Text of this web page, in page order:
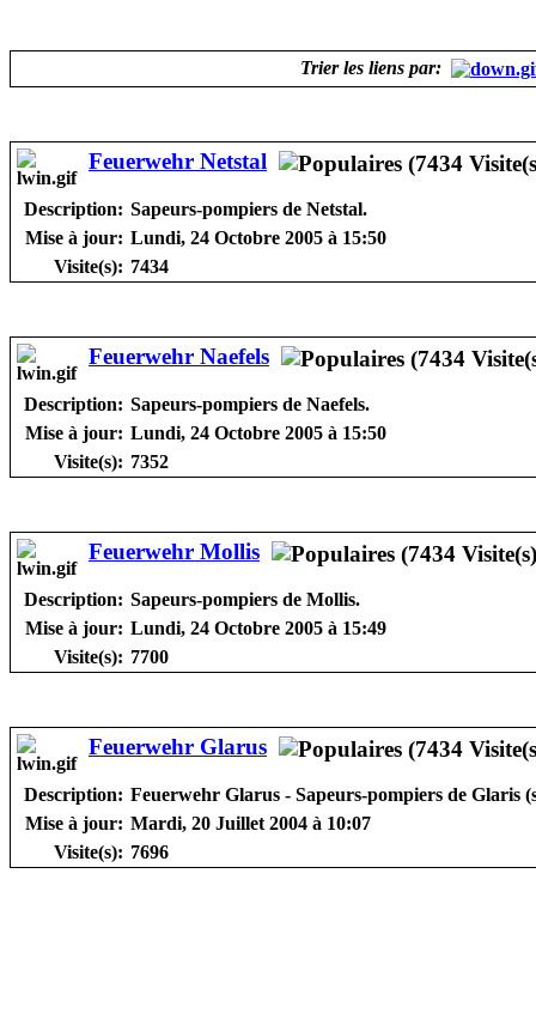
Trier les liens par:
Feuerwehr Netstal
Description: Sapeurs-pompiers de Netstal.
Mise à jour: Lundi, 24 Octobre 2005 à 15:50
Visite(s): 7434
Feuerwehr Naefels
Description: Sapeurs-pompiers de Naefels.
Mise à jour: Lundi, 24 Octobre 2005 à 15:50
Visite(s): 7352
Feuerwehr Mollis
Description: Sapeurs-pompiers de Mollis.
Mise à jour: Lundi, 24 Octobre 2005 à 15:49
Visite(s): 7700
Feuerwehr Glarus
Description: Feuerwehr Glarus - Sapeurs-pompiers de Glaris
Mise à jour: Mardi, 20 Juillet 2004 à 10:07
Visite(s): 7696